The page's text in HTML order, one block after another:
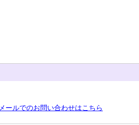
メールでのお問い合わせはこちら